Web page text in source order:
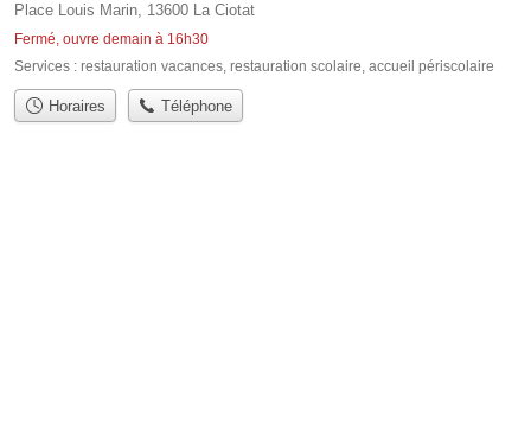
Place Louis Marin, 13600 La Ciotat
Fermé, ouvre demain à 16h30
Services : restauration vacances, restauration scolaire, accueil périscolaire
Horaires Téléphone